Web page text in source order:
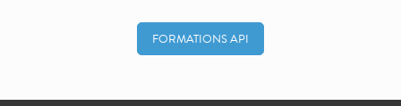
FORMATIONS API